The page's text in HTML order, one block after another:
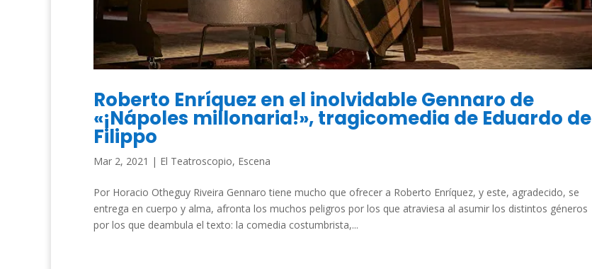
Roberto Enríquez en el inolvidable Gennaro de
«¡Nápoles millonaria!», tragicomedia de Eduardo de
Filippo
Mar 2, 2021 | El Teatroscopio, Escena
Por Horacio Otheguy Riveira Gennaro tiene mucho que ofrecer a Roberto Enríquez, y este, agradecido, se
entrega en cuerpo y alma, afronta los muchos peligros por los que atraviesa al asumir los distintos géneros
por los que deambula el texto: la comedia costumbrista,...